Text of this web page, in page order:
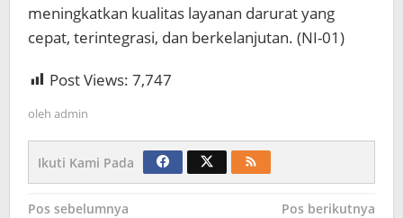
meningkatkan kualitas layanan darurat yang
cepat, terintegrasi, dan berkelanjutan. (NI-01)
Post Views: 7,747
oleh admin
Ikuti Kami Pada
Pos sebelumnya
Pos berikutnya